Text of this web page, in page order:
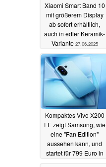
Xiaomi Smart Band 10
mit größerem Display
ab sofort erhältlich,
auch in edler Keramik-
Variante 27.06.2025
Kompaktes Vivo X200
FE zeigt Samsung, wie
eine "Fan Edition"
aussehen kann, und
startet für 799 Euro in